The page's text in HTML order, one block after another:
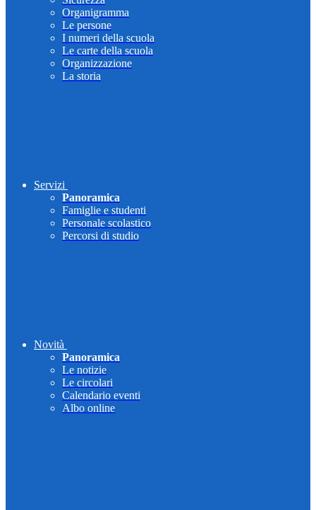
Organigramma
Le persone
I numeri della scuola
Le carte della scuola
Organizzazione
La storia
Servizi
Panoramica
Famiglie e studenti
Personale scolastico
Percorsi di studio
Novità
Panoramica
Le notizie
Le circolari
Calendario eventi
Albo online